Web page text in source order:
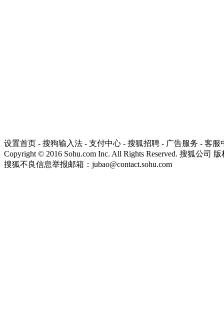
设置首页 - 搜狗输入法 - 支付中心 - 搜狐招聘 - 广告服务 - 客服
Copyright © 2016 Sohu.com Inc. All Rights Reserved. 搜狐公司 版
搜狐不良信息举报邮箱： jubao@contact.sohu.com